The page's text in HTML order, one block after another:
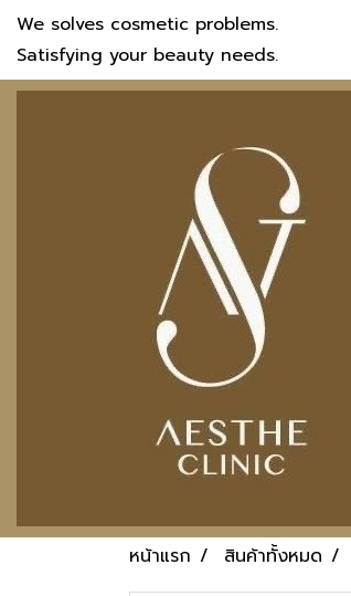
We solves cosmetic problems.
Satisfying your beauty needs.
หน้าแรก สินค้าทั้งหมด